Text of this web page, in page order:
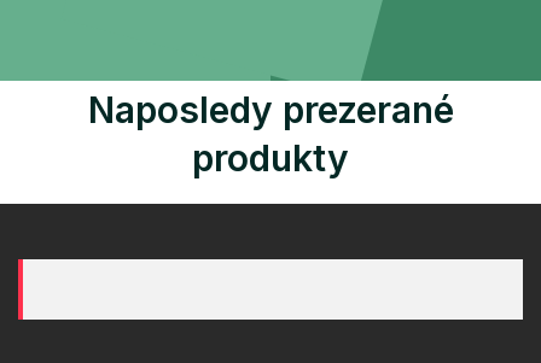
Naposledy prezerané
produkty